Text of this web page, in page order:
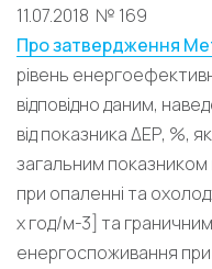
11.07.2018 № 169
Про затвердження
рівень
відповідно даним,
від показника ΔЕР, %,
загальним
при опаленні та
х год/м-3] та
енергоспоживання